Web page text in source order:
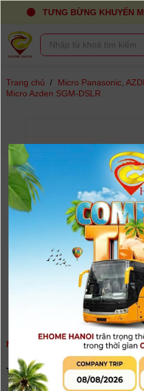
TƯNG BỪNG KHUYẾN
Trang chủ / Micro Panasonic,
Micro Azden SGM-DSLR
MICRO AZDEN SGM-DSLR
(0người đánh giá)
Tình trạng:
Hết hàng